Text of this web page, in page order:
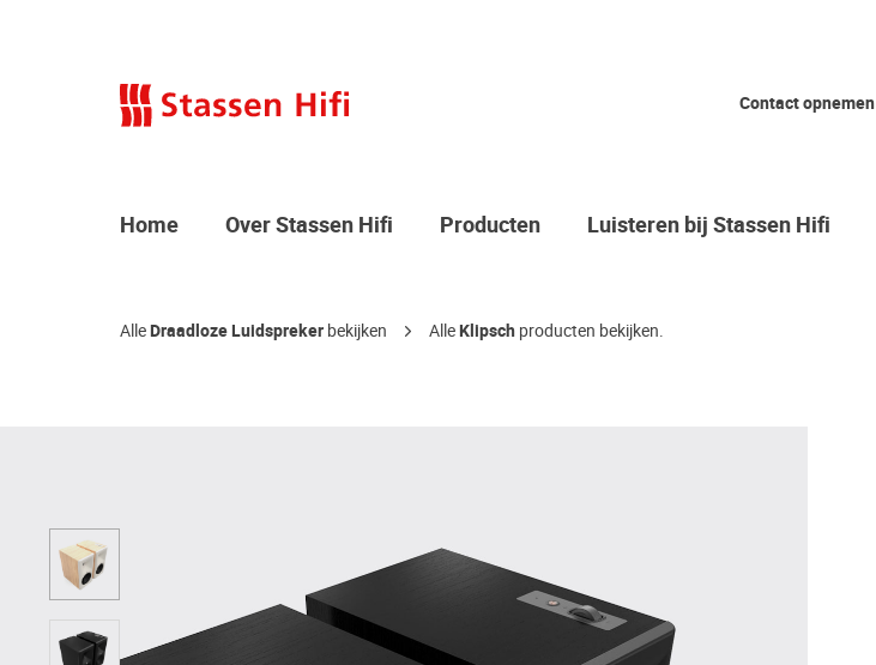
Contact opnemen
Home Over Stassen Hifi Producten Luisteren bij Stassen Hifi
AlleDraadloze Luidspreker bekijken AlleKlipsch producten bekijken.